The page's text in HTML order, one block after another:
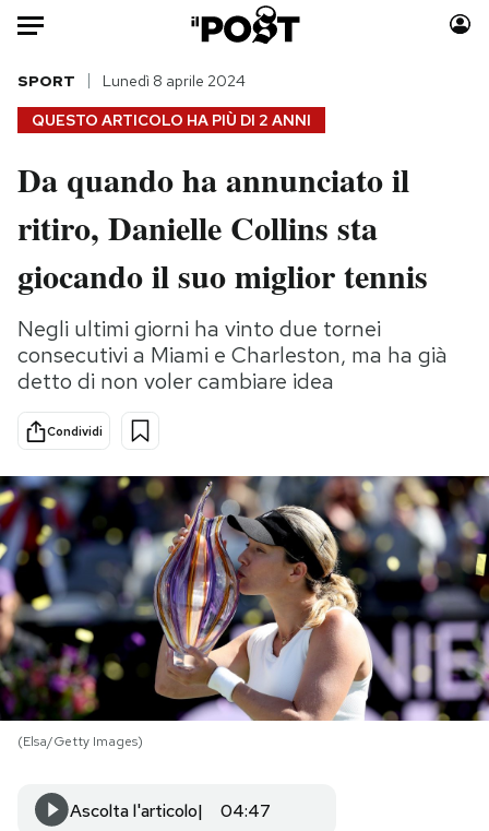
HOME
Italia
Politica
Tecnologia
Scienza
Cultura
Sport
Moda
Consumismi
Storie/Idee
Media
Europa
PODCAST
NEWSLETTER
I MIEI PREFERITI
SHOP
CALENDARIO
QUESTO ARTICOLO HA PIÙ DI 2 ANNI
SPORT Lunedì 8 aprile 2024
Da quando ha annunciato il
ritiro, Danielle Collins sta
giocando il suo miglior tennis
Negli ultimi giorni ha vinto due tornei
consecutivi a Miami e Charleston, ma ha già
detto di non voler cambiare idea
Condividi
(Elsa/Getty Images)
Ascolta l'articolo 04:47